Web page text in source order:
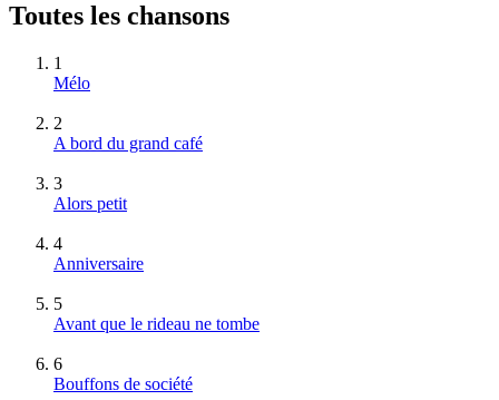
Toutes les chansons
1
Mélo
2
A bord du grand café
3
Alors petit
4
Anniversaire
5
Avant que le rideau ne tombe
6
Bouffons de société